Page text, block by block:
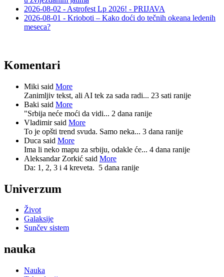
2026-08-02 - Astrofest Lp 2026! - PRIJAVA
2026-08-01 - Krioboti – Kako doći do tečnih okeana ledenih
meseca?
Komentari
Miki said More
Zanimljiv tekst, ali AI tek za sada radi... 23 sati ranije
Baki said More
"Srbija neće moći da vidi... 2 dana ranije
Vladimir said More
To je opšti trend svuda. Samo neka... 3 dana ranije
Duca said More
Ima li neko mapu za srbiju, odakle će... 4 dana ranije
Aleksandar Zorkić said More
Da: 1, 2, 3 i 4 kreveta. 5 dana ranije
Univerzum
Život
Galaksije
Sunčev sistem
nauka
Nauka